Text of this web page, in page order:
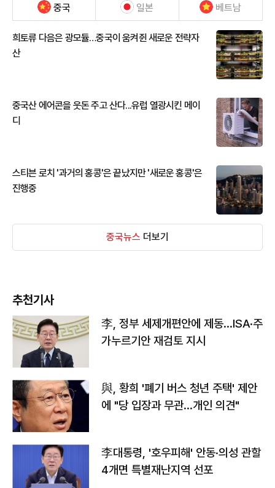
중국 일본 베트남
희토류 다음은 광모듈…중국이 움켜쥔 새로운 전략자
산
중국산 에어콘을 웃돈 주고 산다...유럽 열광시킨 메이
디
스티븐 로치 '과거의 홍콩'은 끝났지만 '새로운 홍콩'은
진행중
중국뉴스 더보기
추천기사
李, 정부 세제개편안에 제동…ISA·주
가누르기안 재검토 지시
與, 황희 '폐기 버스 청년 주택' 제안
에 "당 입장과 무관…개인 의견"
李대통령, '호우피해' 안동·의성 관할
4개면 특별재난지역 선포